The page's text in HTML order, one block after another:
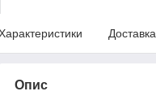
Доставка
Опис